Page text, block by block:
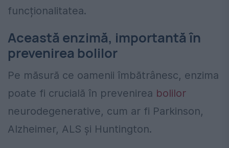
funcționalitatea.
Această enzimă, importantă în
prevenirea bolilor
Pe măsură ce oamenii îmbătrânesc, enzima
poate fi crucială în prevenirea bolilor
neurodegenerative, cum ar fi Parkinson,
Alzheimer, ALS și Huntington.